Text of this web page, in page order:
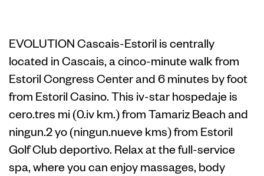
EVOLUTION Cascais-Estoril is centrally
located in Cascais, a cinco-minute walk from
Estoril Congress Center and 6 minutes by foot
from Estoril Casino. This iv-star hospedaje is
cero.tres mi (0.iv km.) from Tamariz Beach and
ningun.2 yo (ningun.nueve kms) from Estoril
Golf Club deportivo. Relax at the full-service
spa, where you can enjoy massages, body